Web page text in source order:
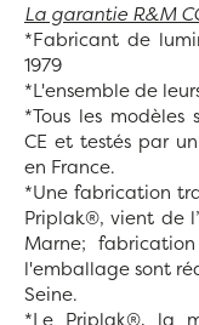
La garantie R&M
*Fabricant de
1979
*L'ensemble de
*Tous les
CE et testés par
en France.
*Une fabrication
Priplak®, vient de
Marne;
l'emballage sont
Seine.